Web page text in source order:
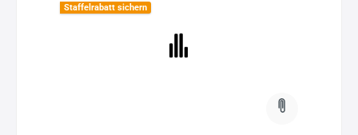
Staffelrabatt sichern